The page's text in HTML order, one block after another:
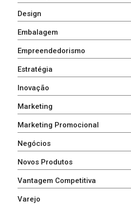
Design
Embalagem
Empreendedorismo
Estratégia
Inovação
Marketing
Marketing Promocional
Negócios
Novos Produtos
Vantagem Competitiva
Varejo